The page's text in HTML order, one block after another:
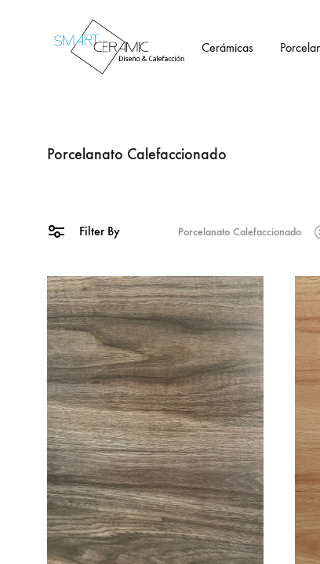
Cerámicas
Porcelanato Calefaccionado
Filter By Porcelanato Calefaccionado